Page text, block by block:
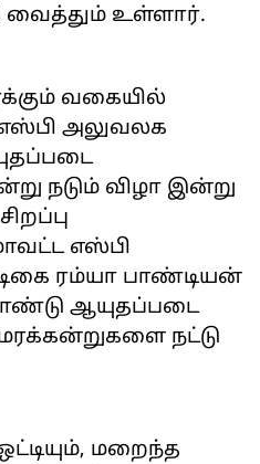
வைத்தும் உள்ளார்.
வகையில்
அலுவலக
நடும் விழா இன்று
எஸ்பி
ரம்யா பாண்டியன்
ஆயுதப்படை
நட்டு
மறைந்த